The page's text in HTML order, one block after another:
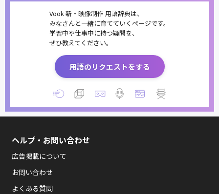
Vook 新・映像制作 用語辞典は、
みなさんと一緒に育てていくページです。
学習中や仕事中に持つ疑問を、
ぜひ教えてください。
用語のリクエストをする
ヘルプ・お問い合わせ
広告掲載について
お問い合わせ
よくある質問